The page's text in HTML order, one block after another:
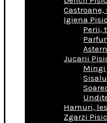
Castroane,
Igiena
Perii,
Jucarii
Mingi
Hamuri,
Zgarzi